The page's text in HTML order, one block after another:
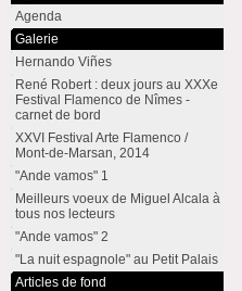
Agenda
Galerie
Hernando Viñes
René Robert : deux jours au XXXe
Festival Flamenco de Nîmes -
carnet de bord
XXVI Festival Arte Flamenco /
Mont-de-Marsan, 2014
"Ande vamos" 1
Meilleurs voeux de Miguel Alcala à
tous nos lecteurs
"Ande vamos" 2
"La nuit espagnole" au Petit Palais
Articles de fond